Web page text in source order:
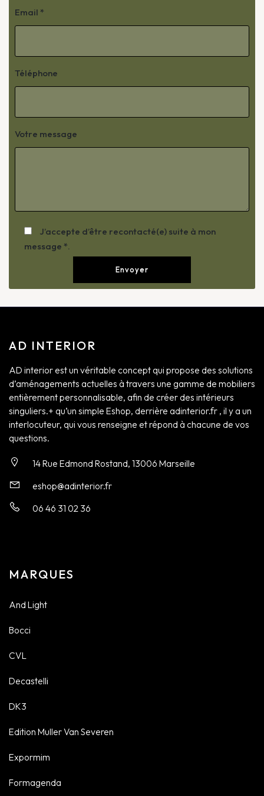
Email *
Téléphone
Votre message
J’accepte d’être recontacté(e) suite à mon
message *.
AD INTERIOR
AD interior est un véritable concept qui propose des solutions
d’aménagements actuelles à travers une gamme de mobiliers
entièrement personnalisable, afin de créer des intérieurs
singuliers.+ qu’un simple Eshop, derrière adinterior.fr , il y a un
interlocuteur, qui vous renseigne et répond à chacune de vos
questions.
14 Rue Edmond Rostand, 13006 Marseille
eshop@adinterior.fr
06 46 31 02 36
MARQUES
And Light
Bocci
CVL
Decastelli
DK3
Edition Muller Van Severen
Expormim
Formagenda